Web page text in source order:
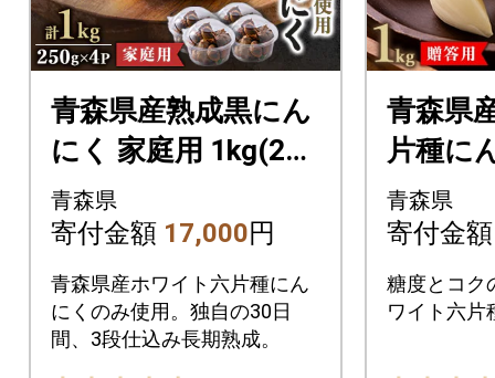
青森県産熟成黒にん
にく 家庭用 1kg(250
g×4パック) 福地ホ
ワイト六片種使用
青森県
寄付金額 17,000円
青森県産ホワイト六片種にん
にくのみ使用。独自の30日
間、3段仕込み長期熟成。
青森県
片種に
玉 (贈
青森県
寄付金
糖度とコク
ワイト六片